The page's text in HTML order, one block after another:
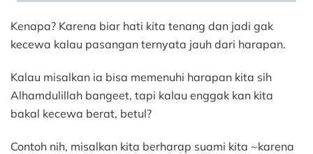
Kenapa? Karena biar hati kita tenang dan jadi gak
kecewa kalau pasangan ternyata jauh dari harapan.
Kalau misalkan ia bisa memenuhi harapan kita sih
Alhamdulillah bangeet, tapi kalau enggak kan kita
bakal kecewa berat, betul?
Contoh nih, misalkan kita berharap suami kita ~karena